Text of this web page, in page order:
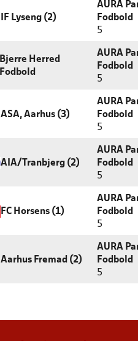
IF Lyseng (2)
AURA
Fodbold
5
Bjerre Herred
Fodbold
AURA
Fodbold
5
ASA, Aarhus (3)
AURA
Fodbold
5
AIA/Tranbjerg (2)
AURA
Fodbold
5
FC Horsens (1)
AURA
Fodbold
5
Aarhus Fremad (2)
AURA
Fodbold
5